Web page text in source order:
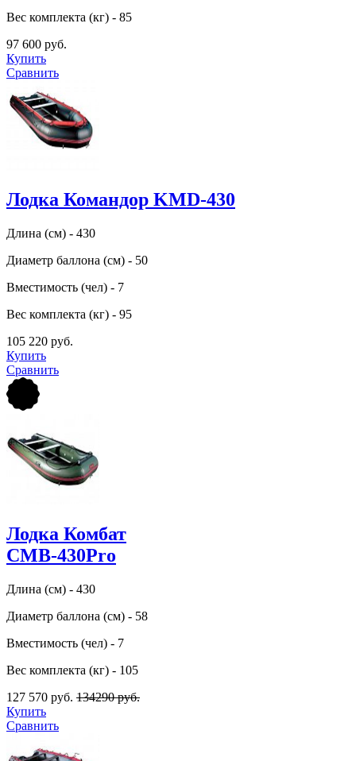
Вес комплекта (кг) - 85
97 600 руб.
Купить
Сравнить
Лодка Командор KMD-430
Длина (см) - 430
Диаметр баллона (см) - 50
Вместимость (чел) - 7
Вес комплекта (кг) - 95
105 220 руб.
Купить
Сравнить
Лодка Комбат
CMB-430Pro
Длина (см) - 430
Диаметр баллона (см) - 58
Вместимость (чел) - 7
Вес комплекта (кг) - 105
127 570 руб. 134290 руб.
Купить
Сравнить